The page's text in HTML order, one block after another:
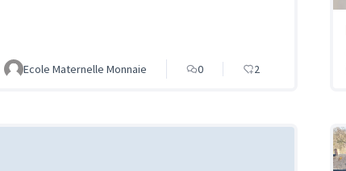
Ecole Maternelle Monnaie 0 2